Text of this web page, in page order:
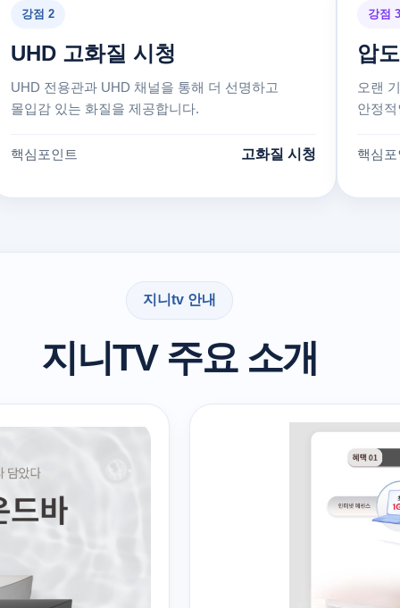
강점 2
UHD 고화질 시청
UHD 전용관과 UHD 채널을 통해 더 선명하고
몰입감 있는 화질을 제공합니다.
핵심포인트 고화질 시청
강점 3
압
오랜
안정
핵심포
지니tv 안내
지니TV 주요 소개